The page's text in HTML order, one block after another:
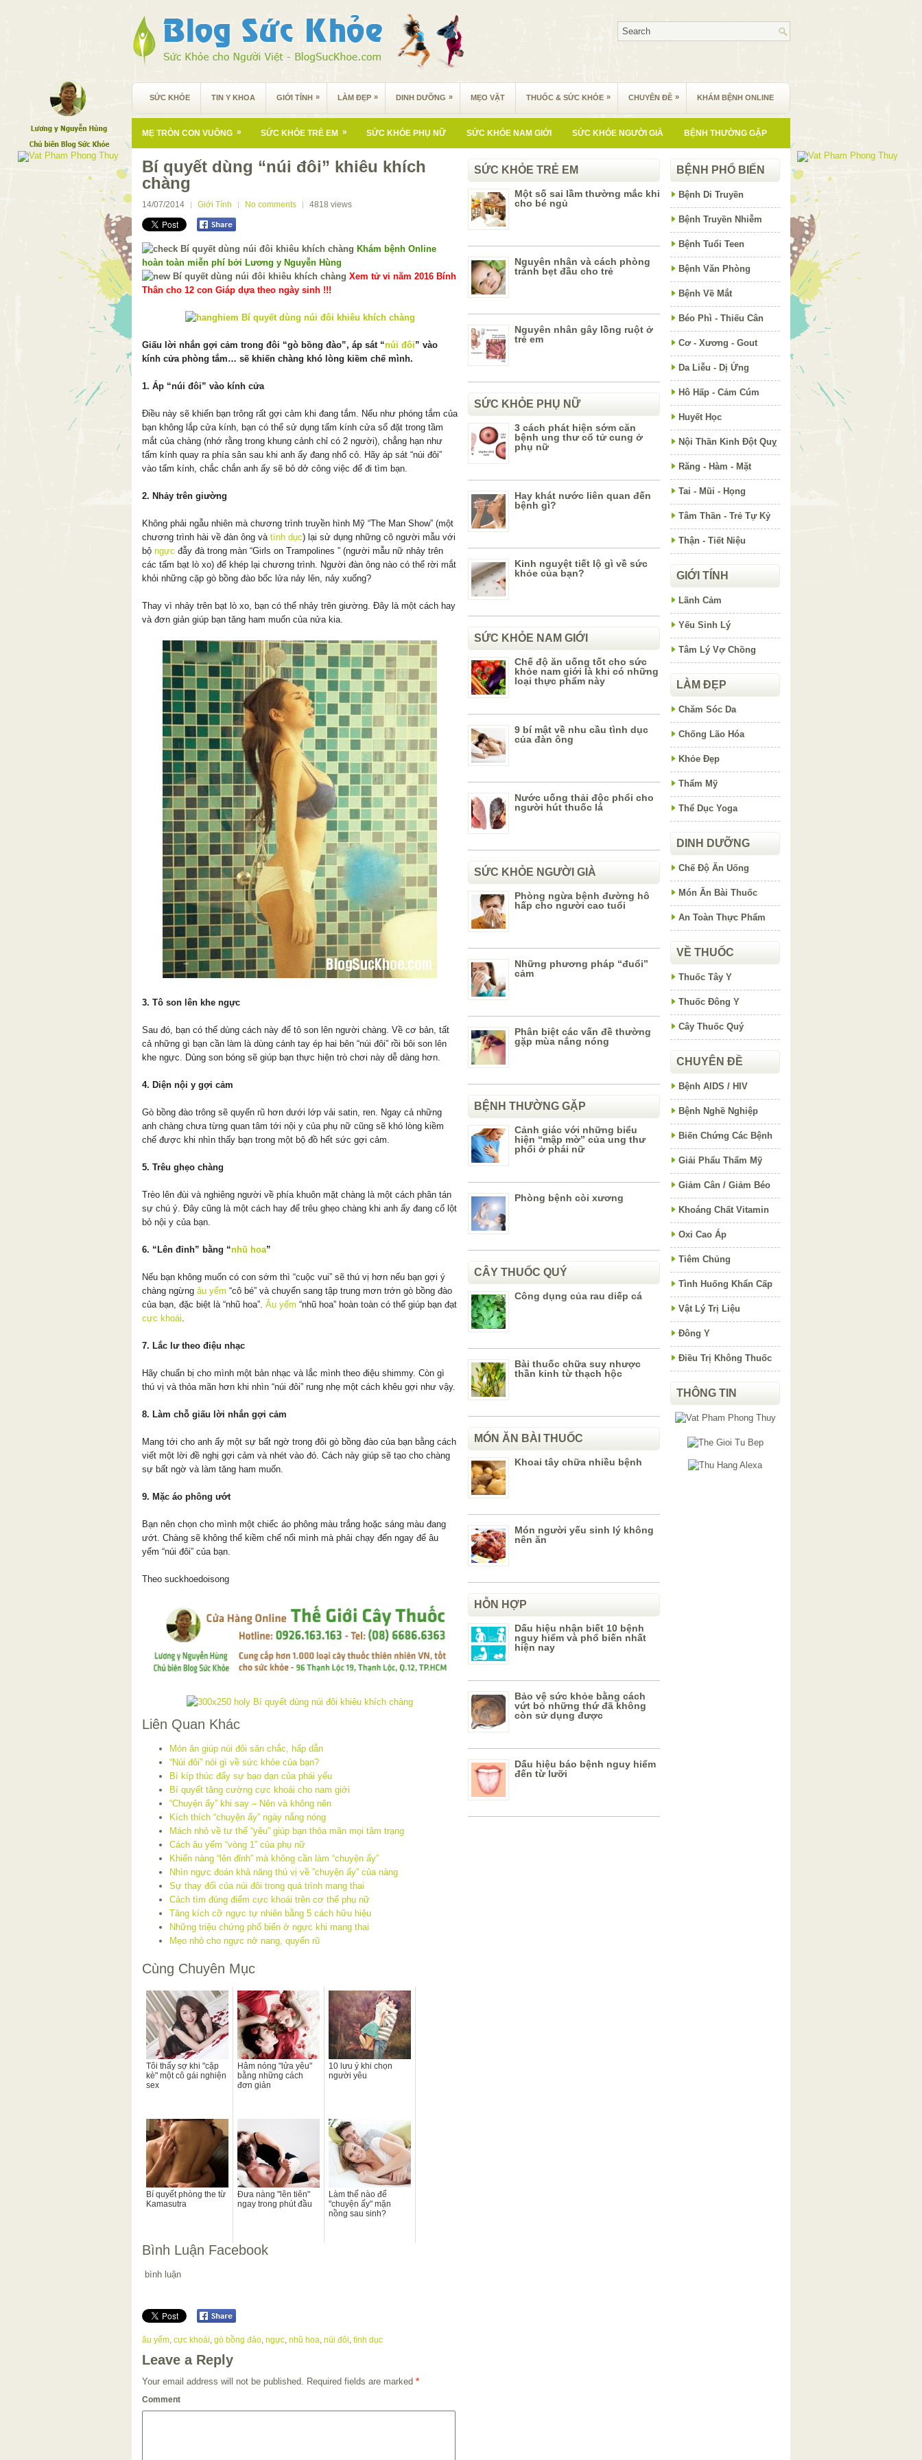
SỨC KHỎE TIN Y KHOA GIỚI TÍNH » LÀM ĐẸP » DINH DƯỠNG » MẸO VẶT THUỐC & SỨC KHỎE » CHUYÊN ĐỀ » KHÁM BỆNH ONLINE
MẸ TRÒN CON VUÔNG » SỨC KHỎE TRẺ EM » SỨC KHỎE PHỤ NỮ SỨC KHỎE NAM GIỚI SỨC KHỎE NGƯỜI GIÀ BỆNH THƯỜNG GẶP
Bí quyết dùng “núi đôi” khiêu khích
chàng
14/07/2014 Giới Tính No comments 4818 views
Khám bệnh Online
hoàn toàn miễn phí bởi Lương y Nguyễn Hùng
Xem tử vi năm 2016 Bính
Thân cho 12 con Giáp dựa theo ngày sinh !!!
Giấu lời nhắn gợi cảm trong đôi “gò bồng đào”, áp sát “núi đôi” vào
kính cửa phòng tắm… sẽ khiến chàng khó lòng kiềm chế mình.
1. Áp “núi đôi” vào kính cửa
Điều này sẽ khiến bạn trông rất gợi cảm khi đang tắm. Nếu như phóng tắm của
bạn không lắp cửa kính, bạn có thể sử dụng tấm kính cửa sổ đặt trong tầm
mắt của chàng (nhớ rằng trong khung cảnh chỉ có 2 người), chẳng hạn như
tấm kính quay ra phía sân sau khi anh ấy đang nhổ cỏ. Hãy áp sát “núi đôi”
vào tấm kính, chắc chắn anh ấy sẽ bỏ dở công việc để đi tìm bạn.
2. Nhảy trên giường
Không phải ngẫu nhiên mà chương trình truyền hình Mỹ “The Man Show” (một
chương trình hài về đàn ông và tình dục) lại sử dụng những cô người mẫu với
bộ ngực đẫy đà trong màn “Girls on Trampolines ” (người mẫu nữ nhảy trên
các tấm bạt lò xo) để khép lại chương trình. Người đàn ông nào có thể rời mắt
khỏi những cặp gò bồng đào bốc lửa nảy lên, nảy xuống?
Thay vì nhảy trên bạt lò xo, bạn có thể nhảy trên giường. Đây là một cách hay
và đơn giản giúp bạn tăng ham muốn của nửa kia.
3. Tô son lên khe ngực
Sau đó, bạn có thể dùng cách này để tô son lên người chàng. Về cơ bản, tất
cả những gì bạn cần làm là dùng cánh tay ép hai bên “núi đôi” rồi bôi son lên
khe ngực. Dùng son bóng sẽ giúp bạn thực hiện trò chơi này dễ dàng hơn.
4. Diện nội y gợi cảm
Gò bồng đào trông sẽ quyến rũ hơn dưới lớp vải satin, ren. Ngay cả những
anh chàng chưa từng quan tâm tới nội y của phụ nữ cũng sẽ khó lòng kiềm
chế được khi nhìn thấy bạn trong một bộ đồ hết sức gợi cảm.
5. Trêu ghẹo chàng
Trèo lên đùi và nghiêng người về phía khuôn mặt chàng là một cách phân tán
sự chú ý. Đây cũng là một cách hay để trêu ghẹo chàng khi anh ấy đang cố lột
bỏ nội y của bạn.
6. “Lên đỉnh” bằng “nhũ hoa”
Nếu bạn không muốn có con sớm thì “cuộc vui” sẽ thú vị hơn nếu bạn gợi ý
chàng ngừng âu yếm “cô bé” và chuyển sang tập trung mơn trớn gò bồng đào
của bạn, đặc biệt là “nhũ hoa”. Âu yếm “nhũ hoa” hoàn toàn có thể giúp bạn đạt
cực khoái
7. Lắc lư theo điệu nhạc
Hãy chuẩn bị cho mình một bản nhạc và lắc mình theo điệu shimmy. Còn gì
thú vị và thỏa mãn hơn khi nhìn “núi đôi” rung nhẹ một cách khêu gợi như vậy.
8. Làm chỗ giấu lời nhắn gợi cảm
Mang tới cho anh ấy một sự bất ngờ trong đôi gò bồng đào của bạn bằng cách
viết một lời đề nghị gợi cảm và nhét vào đó. Cách này giúp sẽ tạo cho chàng
sự bất ngờ và làm tăng ham muốn.
9. Mặc áo phông ướt
Bạn nên chọn cho mình một chiếc áo phông màu trắng hoặc sáng màu đang
ướt. Chàng sẽ không thể kiềm chế nổi mình mà phải chạy đến ngay để âu
yếm “núi đôi” của bạn.
Theo suckhoedoisong
Liên Quan Khác
Món ăn giúp núi đôi săn chắc, hấp dẫn
“Núi đôi” nói gì về sức khỏe của bạn?
Bí kíp thúc đẩy sự bạo dạn của phái yếu
Bí quyết tăng cường cực khoái cho nam giới
“Chuyện ấy” khi say – Nên và không nên
Kích thích “chuyện ấy” ngày nắng nóng
Mách nhỏ về tư thế “yêu” giúp bạn thỏa mãn mọi tâm trạng
Cách âu yếm “vòng 1” của phụ nữ
Khiến nàng “lên đỉnh” mà không cần làm “chuyện ấy”
Nhìn ngực đoán khả năng thú vị về ”chuyện ấy” của nàng
Sự thay đổi của núi đôi trong quá trình mang thai
Cách tìm đúng điểm cực khoái trên cơ thể phụ nữ
Tăng kích cỡ ngực tự nhiên bằng 5 cách hữu hiệu
Những triệu chứng phổ biến ở ngực khi mang thai
Mẹo nhỏ cho ngực nở nang, quyến rũ
Cùng Chuyên Mục
Tôi thấy sợ khi "cặp
kè" một cô gái nghiện
sex
Hâm nóng "lửa yêu"
bằng những cách
đơn giản
10 lưu ý khi chọn
người yêu
Bí quyết phòng the từ
Kamasutra
Đưa nàng "lên tiên"
ngay trong phút đầu
Làm thế nào để
"chuyện ấy" mặn
nồng sau sinh?
Bình Luận Facebook
bình luận
âu yếm cực khoái gò bồng đảo ngực nhũ hoa núi đôi tình dục
Leave a Reply
Your email address will not be published. Required fields are marked *
Comment
SỨC KHỎE TRẺ EM
Một số sai lầm thường mắc khi
cho bé ngủ
Nguyên nhân và cách phòng
tránh bẹt đầu cho trẻ
Nguyên nhân gây lồng ruột ở
trẻ em
SỨC KHỎE PHỤ NỮ
3 cách phát hiện sớm căn
bệnh ung thư cổ tử cung ở
phụ nữ
Hay khát nước liên quan đến
bệnh gì?
Kinh nguyệt tiết lộ gì về sức
khỏe của bạn?
SỨC KHỎE NAM GIỚI
Chế độ ăn uống tốt cho sức
khỏe nam giới là khi có những
loại thực phẩm này
9 bí mật về nhu cầu tình dục
của đàn ông
Nước uống thải độc phổi cho
người hút thuốc lá
SỨC KHỎE NGƯỜI GIÀ
Phòng ngừa bệnh đường hô
hấp cho người cao tuổi
Những phương pháp “đuổi”
cảm
Phân biệt các vấn đề thường
gặp mùa nắng nóng
BỆNH THƯỜNG GẶP
Cảnh giác với những biểu
hiện “mập mờ” của ung thư
phổi ở phái nữ
Phòng bệnh còi xương
CÂY THUỐC QUÝ
Công dụng của rau diếp cá
Bài thuốc chữa suy nhược
thần kinh từ thạch hộc
MÓN ĂN BÀI THUỐC
Khoai tây chữa nhiều bệnh
Món người yếu sinh lý không
nên ăn
HỖN HỢP
Dấu hiệu nhận biết 10 bệnh
nguy hiểm và phổ biến nhất
hiện nay
Bảo vệ sức khỏe bằng cách
vứt bỏ những thứ đã không
còn sử dụng được
Dấu hiệu báo bệnh nguy hiểm
đến từ lưỡi
BỆNH PHỔ BIẾN
Bệnh Di Truyền
Bệnh Truyền Nhiễm
Bệnh Tuổi Teen
Bệnh Văn Phòng
Bệnh Về Mắt
Béo Phì - Thiếu Cân
Cơ - Xương - Gout
Da Liễu - Dị Ứng
Hô Hấp - Cảm Cúm
Huyết Học
Nội Thần Kinh Đột Quỵ
Răng - Hàm - Mặt
Tai - Mũi - Họng
Tâm Thần - Trẻ Tự Kỷ
Thận - Tiết Niệu
GIỚI TÍNH
Lãnh Cảm
Yếu Sinh Lý
Tâm Lý Vợ Chồng
LÀM ĐẸP
Chăm Sóc Da
Chống Lão Hóa
Khỏe Đẹp
Thẩm Mỹ
Thể Dục Yoga
DINH DƯỠNG
Chế Độ Ăn Uống
Món Ăn Bài Thuốc
An Toàn Thực Phẩm
VỀ THUỐC
Thuốc Tây Y
Thuốc Đông Y
Cây Thuốc Quý
CHUYÊN ĐỀ
Bệnh AIDS / HIV
Bệnh Nghề Nghiệp
Biến Chứng Các Bệnh
Giải Phẩu Thẩm Mỹ
Giảm Cân / Giảm Béo
Khoáng Chất Vitamin
Oxi Cao Áp
Tiêm Chủng
Tình Huống Khẩn Cấp
Vật Lý Trị Liệu
Đông Y
Điều Trị Không Thuốc
THÔNG TIN